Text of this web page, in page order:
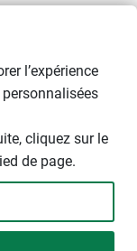
l’expérience
cliquez sur le
de page.